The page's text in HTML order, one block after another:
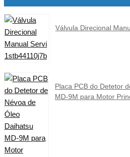
Válvula Direcional
Placa PCB do Detetor
MD-9M para Motor